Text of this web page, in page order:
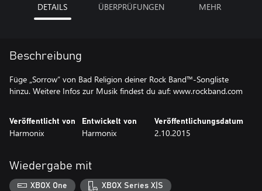
DETAILS ÜBERPRÜFUNGEN MEHR
Beschreibung
Füge „Sorrow“ von Bad Religion deiner Rock Band™-Songliste
hinzu. Weitere Infos zur Musik findest du auf: www.rockband.com
Veröffentlicht von
Harmonix
Entwickelt von
Harmonix
Veröffentlichungsdatum
2.10.2015
Wiedergabe mit
XBOX One XBOX Series X|S